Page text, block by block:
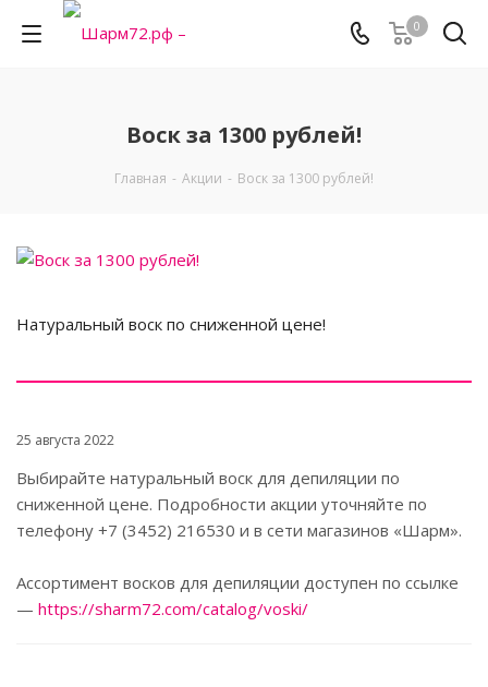
0
Воск за 1300 рублей!
Главная - Акции - Воск за 1300 рублей!
Натуральный воск по сниженной цене!
25 августа 2022
Выбирайте натуральный воск для депиляции по
сниженной цене. Подробности акции уточняйте по
телефону +7 (3452) 216530 и в сети магазинов «Шарм».
Ассортимент восков для депиляции доступен по ссылке
— https://sharm72.com/catalog/voski/